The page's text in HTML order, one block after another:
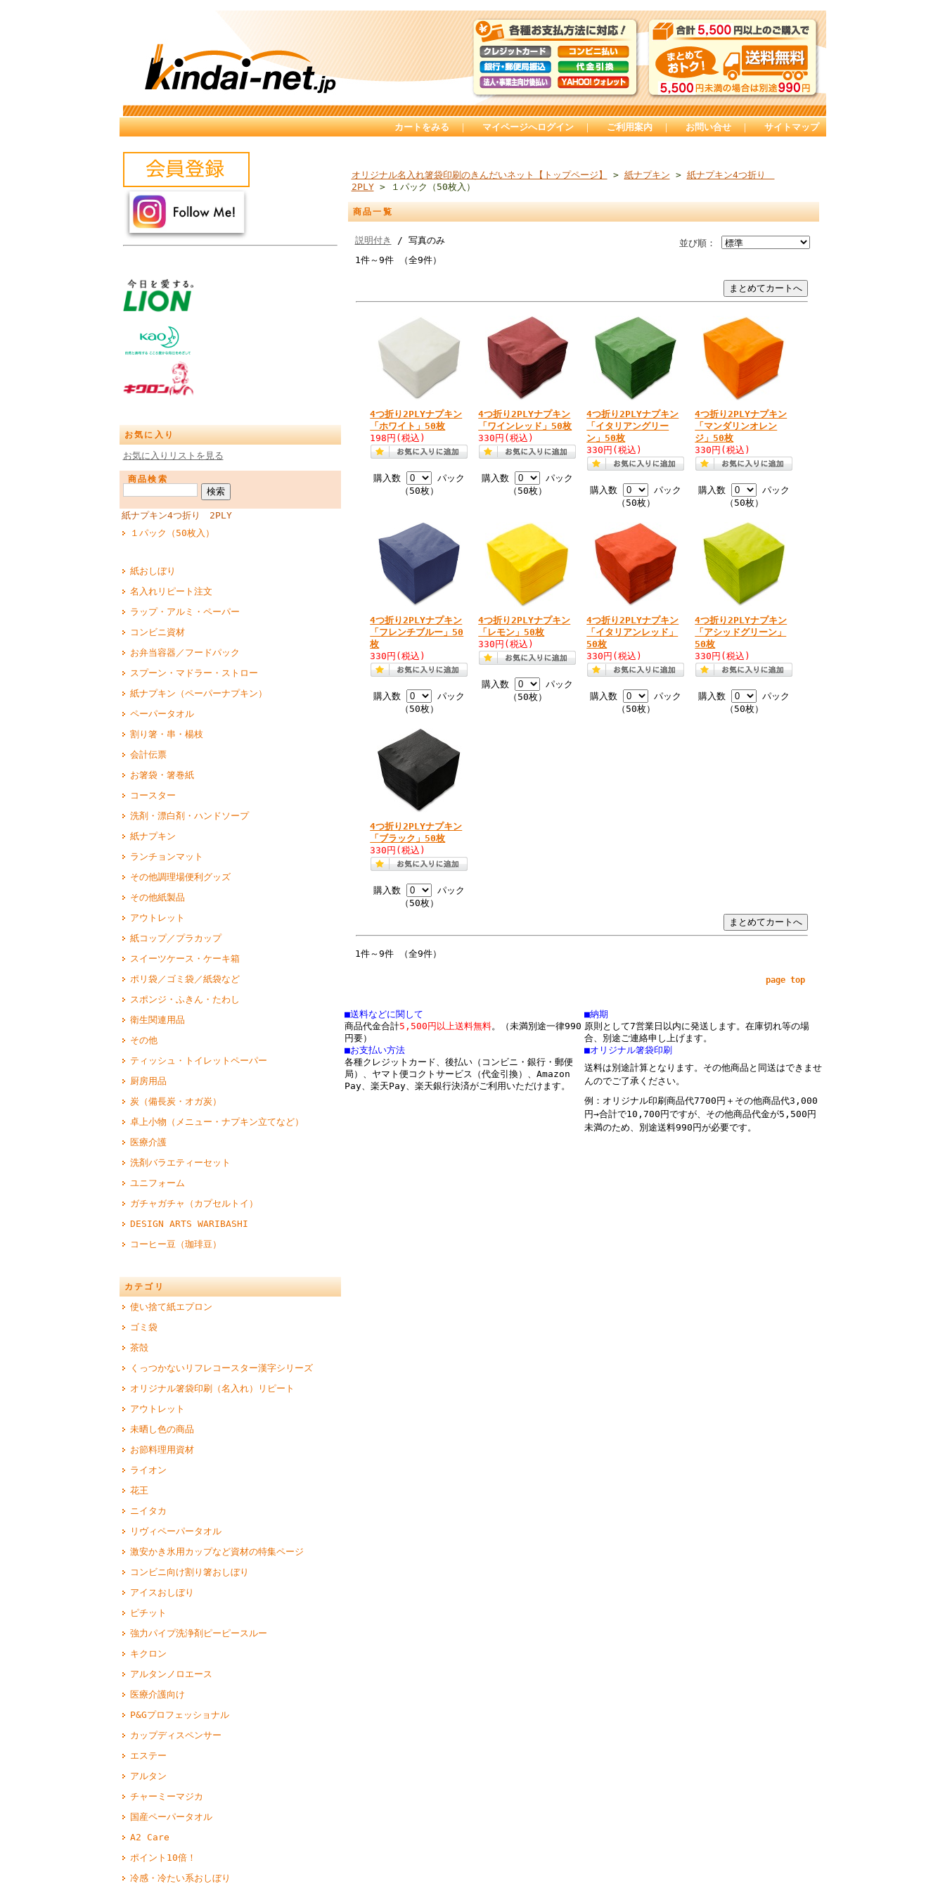
カートをみる ｜ マイページへログイン ｜ ご利用案内 ｜ お問い合せ ｜ サイトマップ
お気に入り
お気に入りリストを見る
商品検索
紙ナプキン4つ折り 2PLY
１パック（50枚入）
紙おしぼり
名入れリピート注文
ラップ・アルミ・ペーパー
コンビニ資材
お弁当容器／フードパック
スプーン・マドラー・ストロー
紙ナプキン（ペーパーナプキン）
ペーパータオル
割り箸・串・楊枝
会計伝票
お箸袋・箸巻紙
コースター
洗剤・漂白剤・ハンドソープ
紙ナプキン
ランチョンマット
その他調理場便利グッズ
その他紙製品
アウトレット
紙コップ／プラカップ
スイーツケース・ケーキ箱
ポリ袋／ゴミ袋／紙袋など
スポンジ・ふきん・たわし
衛生関連用品
その他
ティッシュ・トイレットペーパー
厨房用品
炭（備長炭・オガ炭）
卓上小物（メニュー・ナプキン立てなど）
医療介護
洗剤バラエティーセット
ユニフォーム
ガチャガチャ（カプセルトイ）
DESIGN ARTS WARIBASHI
コーヒー豆（珈琲豆）
カテゴリ
使い捨て紙エプロン
ゴミ袋
茶殻
くっつかないリフレコースター漢字シリーズ
オリジナル箸袋印刷（名入れ）リピート
アウトレット
未晒し色の商品
お節料理用資材
ライオン
花王
ニイタカ
リヴィペーパータオル
激安かき氷用カップなど資材の特集ページ
コンビニ向け割り箸おしぼり
アイスおしぼり
ピチット
強力パイプ洗浄剤ピーピースルー
キクロン
アルタンノロエース
医療介護向け
P&Gプロフェッショナル
カップディスペンサー
エステー
アルタン
チャーミーマジカ
国産ペーパータオル
A2 Care
ポイント10倍！
冷感・冷たい系おしぼり
オリジナル名入れ箸袋印刷のきんだいネット【トップページ】 > 紙ナプキン > 紙ナプキン4つ折り
2PLY> １パック（50枚入）
商品一覧
並び順：
説明付き
/ 写真のみ
1件～9件 （全9件）
4つ折り2PLYナプキン
「ホワイト」50枚
198円 (税込)
購入数
パック
（50枚）
4つ折り2PLYナプキン
「ワインレッド」50枚
330円 (税込)
購入数
パック
（50枚）
4つ折り2PLYナプキン
「イタリアングリー
ン」50枚
330円 (税込)
購入数
パック
（50枚）
4つ折り2PLYナプキン
「マンダリンオレン
ジ」50枚
330円 (税込)
購入数
パック
（50枚）
4つ折り2PLYナプキン
「フレンチブルー」50
枚
330円 (税込)
購入数
パック
（50枚）
4つ折り2PLYナプキン
「レモン」50枚
330円 (税込)
購入数
パック
（50枚）
4つ折り2PLYナプキン
「イタリアンレッド」
50枚
330円 (税込)
購入数
パック
（50枚）
4つ折り2PLYナプキン
「アシッドグリーン」
50枚
330円 (税込)
購入数
パック
（50枚）
4つ折り2PLYナプキン
「ブラック」50枚
330円 (税込)
購入数
パック
（50枚）
1件～9件 （全9件）
page top
■送料などに関して
商品代金合計5,500円以上送料無料。（未満別途一律990
円要）
■納期
原則として7営業日以内に発送します。在庫切れ等の場
合、別途ご連絡申し上げます。
■お支払い方法
各種クレジットカード、後払い（コンビニ・銀行・郵便
局）、ヤマト便コクトサービス（代金引換）、Amazon
Pay、楽天Pay、楽天銀行決済がご利用いただけます。
■オリジナル箸袋印刷
送料は別途計算となります。その他商品と同送はできませ
んのでご了承ください。
例：オリジナル印刷商品代7700円＋その他商品代3,000
円→合計で10,700円ですが、その他商品代金が5,500円
未満のため、別途送料990円が必要です。